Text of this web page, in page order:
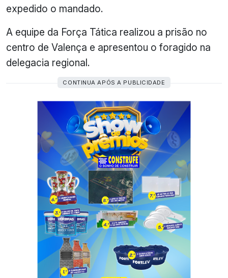
expedido o mandado.
A equipe da Força Tática realizou a prisão no
centro de Valença e apresentou o foragido na
delegacia regional.
CONTINUA APÓS A PUBLICIDADE